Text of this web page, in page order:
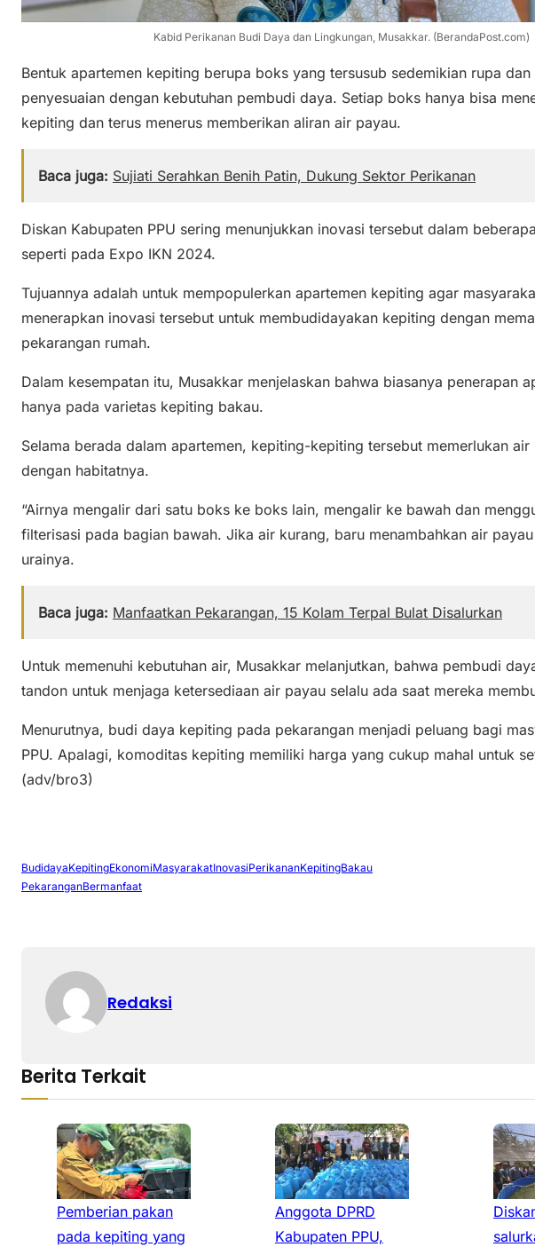
Kabid Perikanan Budi Daya dan Lingkungan, Musakkar. (BerandaPost.com)
Bentuk apartemen kepiting berupa boks yang tersusub sedemikian rupa dan
penyesuaian dengan kebutuhan pembudi daya. Setiap boks hanya bisa
kepiting dan terus menerus memberikan aliran air payau.
Baca juga: Sujiati Serahkan Benih Patin, Dukung Sektor Perikanan
Diskan Kabupaten PPU sering menunjukkan inovasi tersebut dalam
seperti pada Expo IKN 2024.
Tujuannya adalah untuk mempopulerkan apartemen kepiting agar
menerapkan inovasi tersebut untuk membudidayakan kepiting dengan
pekarangan rumah.
Dalam kesempatan itu, Musakkar menjelaskan bahwa biasanya penerapan
hanya pada varietas kepiting bakau.
Selama berada dalam apartemen, kepiting-kepiting tersebut memerlukan air
dengan habitatnya.
“Airnya mengalir dari satu boks ke boks lain, mengalir ke bawah dan
filterisasi pada bagian bawah. Jika air kurang, baru menambahkan air
urainya.
Baca juga: Manfaatkan Pekarangan, 15 Kolam Terpal Bulat Disalurkan
Untuk memenuhi kebutuhan air, Musakkar melanjutkan, bahwa pembudi
tandon untuk menjaga ketersediaan air payau selalu ada saat mereka
Menurutnya, budi daya kepiting pada pekarangan menjadi peluang bagi
PPU. Apalagi, komoditas kepiting memiliki harga yang cukup mahal untuk
(adv/bro3)
BudidayaKepitingEkonomiMasyarakatInovasiPerikananKepitingBakau
PekaranganBermanfaat
Redaksi
Berita Terkait
Pemberian pakan
pada kepiting yang
Anggota DPRD
Kabupaten PPU,